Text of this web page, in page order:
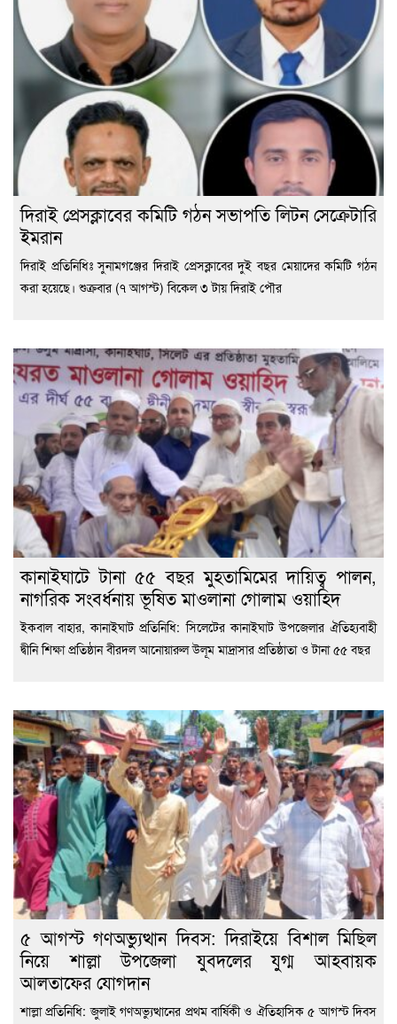
দিরাই প্রেসক্লাবের কমিটি গঠন সভাপতি লিটন সেক্রেটারি
ইমরান
দিরাই প্রতিনিধিঃ সুনামগঞ্জের দিরাই প্রেসক্লাবের দুই বছর মেয়াদের কমিটি গঠন
করা হয়েছে। শুক্রবার (৭ আগস্ট) বিকেল ৩ টায় দিরাই পৌর
কানাইঘাটে টানা ৫৫ বছর মুহতামিমের দায়িত্ব পালন,
নাগরিক সংবর্ধনায় ভূষিত মাওলানা গোলাম ওয়াহিদ
ইকবাল বাহার, কানাইঘাট প্রতিনিধি: সিলেটের কানাইঘাট উপজেলার ঐতিহ্যবাহী
দ্বীনি শিক্ষা প্রতিষ্ঠান বীরদল আনোয়ারুল উলূম মাদ্রাসার প্রতিষ্ঠাতা ও টানা ৫৫ বছর
৫ আগস্ট গণঅভ্যুত্থান দিবস: দিরাইয়ে বিশাল মিছিল
নিয়ে শাল্লা উপজেলা যুবদলের যুগ্ম আহবায়ক
আলতাফের যোগদান
শাল্লা প্রতিনিধি: জুলাই গণঅভ্যুত্থানের প্রথম বার্ষিকী ও ঐতিহাসিক ৫ আগস্ট দিবস